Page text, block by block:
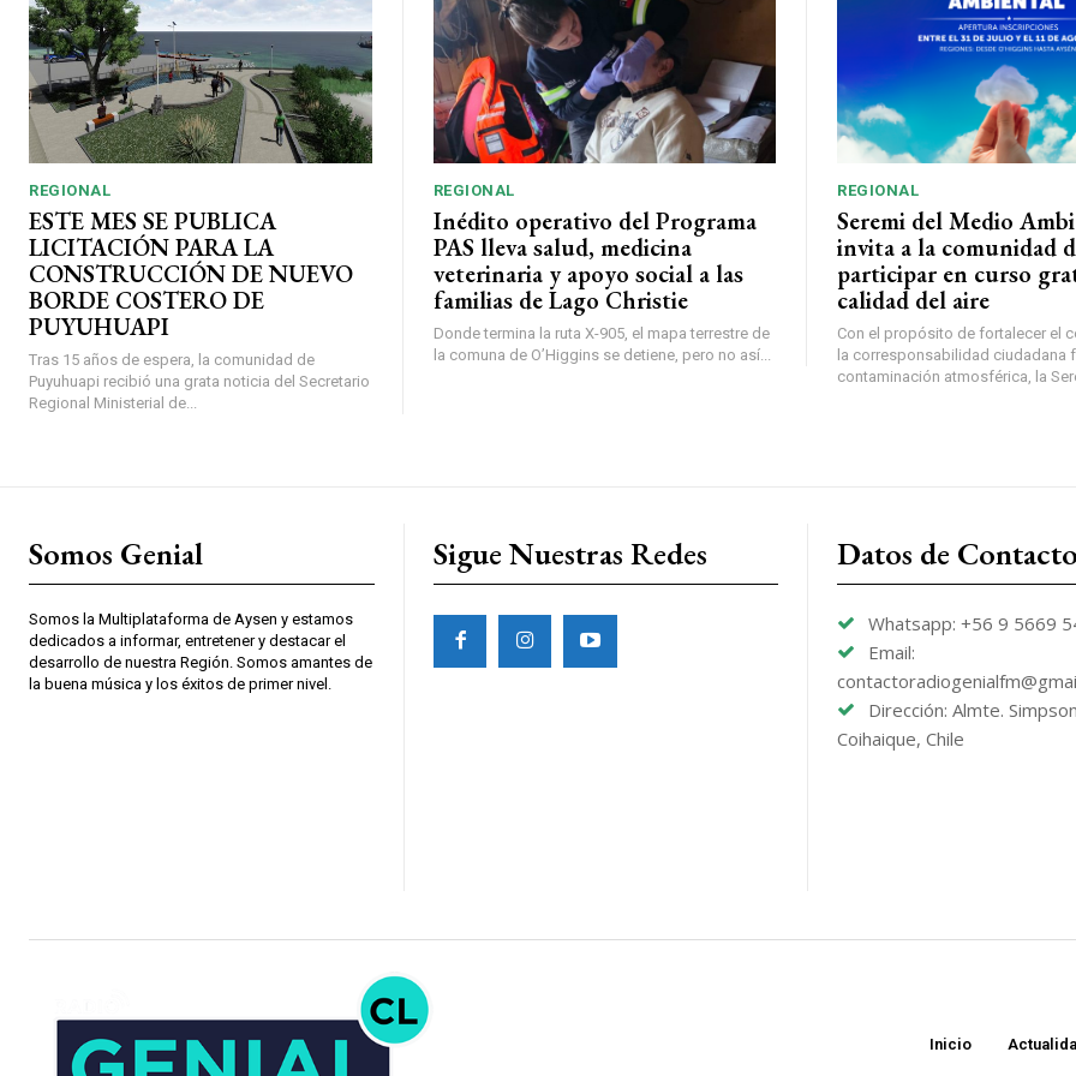
REGIONAL
ESTE MES SE PUBLICA
LICITACIÓN PARA LA
CONSTRUCCIÓN DE NUEVO
BORDE COSTERO DE
PUYUHUAPI
Tras 15 años de espera, la comunidad de
Puyuhuapi recibió una grata noticia del Secretario
Regional Ministerial de...
REGIONAL
Inédito operativo del Programa
PAS lleva salud, medicina
veterinaria y apoyo social a las
familias de Lago Christie
Donde termina la ruta X-905, el mapa terrestre de
la comuna de O’Higgins se detiene, pero no así...
REGIONAL
Seremi del Medio
invita a la comunidad
participar en curso
calidad del aire
Con el propósito de fortalecer el
la corresponsabilidad ciudadana
contaminación atmosférica, la
Somos Genial
Somos la Multiplataforma de Aysen y estamos
dedicados a informar, entretener y destacar el
desarrollo de nuestra Región. Somos amantes de
la buena música y los éxitos de primer nivel.
Sigue Nuestras Redes Datos de
Whatsapp: +56 9 5669
Email:
Dirección: Almte.
Coihaique, Chile
Inicio